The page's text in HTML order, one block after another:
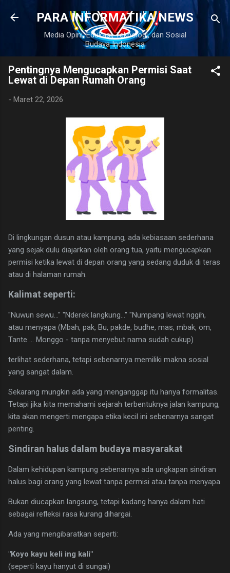
Langsung ke konten utama
PARA INFORMATIKA NEWS
Media Opini, Edukasi, Teknologi, dan Sosial
Budaya Indonesia
Pentingnya Mengucapkan Permisi Saat
Lewat di Depan Rumah Orang
- Maret 22, 2026
Di lingkungan dusun atau kampung, ada kebiasaan sederhana
yang sejak dulu diajarkan oleh orang tua, yaitu mengucapkan
permisi ketika lewat di depan orang yang sedang duduk di teras
atau di halaman rumah.
Kalimat seperti:
"Nuwun sewu…" "Nderek langkung…" "Numpang lewat nggih,
atau menyapa (Mbah, pak, Bu, pakde, budhe, mas, mbak, om,
Tante ... Monggo - tanpa menyebut nama sudah cukup)
terlihat sederhana, tetapi sebenarnya memiliki makna sosial
yang sangat dalam.
Sekarang mungkin ada yang menganggap itu hanya formalitas.
Tetapi jika kita memahami sejarah terbentuknya jalan kampung,
kita akan mengerti mengapa etika kecil ini sebenarnya sangat
penting.
Sindiran halus dalam budaya masyarakat
Dalam kehidupan kampung sebenarnya ada ungkapan sindiran
halus bagi orang yang lewat tanpa permisi atau tanpa menyapa.
Bukan diucapkan langsung, tetapi kadang hanya dalam hati
sebagai refleksi rasa kurang dihargai.
Ada yang mengibaratkan seperti:
"Koyo kayu keli ing kali"
(seperti kayu hanyut di sungai)